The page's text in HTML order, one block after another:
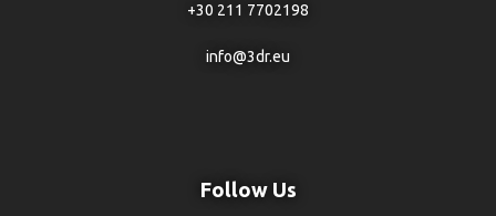
+30 211 7702198
info@3dr.eu
Follow Us